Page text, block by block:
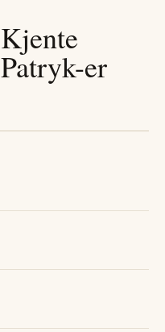
Kjente
Patryk-er